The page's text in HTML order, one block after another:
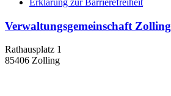
Verwaltungsgemeinschaft Zolling
Rathausplatz 1
85406 Zolling